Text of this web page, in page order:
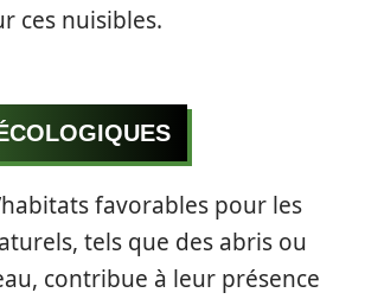
ces nuisibles.
favorables pour les
tels que des abris ou
contribue à leur présence